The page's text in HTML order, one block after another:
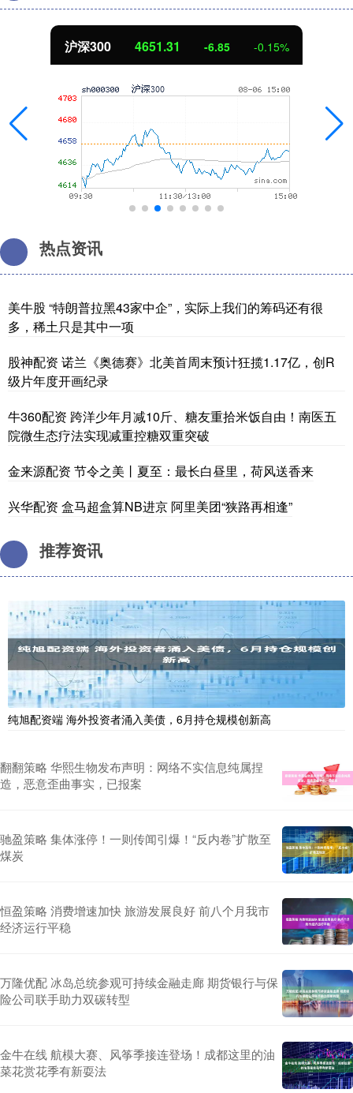
沪深300 4651.31 -6.85 -0.15%
热点资讯
美牛股 “特朗普拉黑43家中企”，实际上我们的筹码还有很
多，稀土只是其中一项
股神配资 诺兰《奥德赛》北美首周末预计狂揽1.17亿，创R
级片年度开画纪录
牛360配资 跨洋少年月减10斤、糖友重拾米饭自由！南医五
院微生态疗法实现减重控糖双重突破
金来源配资 节令之美丨夏至：最长白昼里，荷风送香来
兴华配资 盒马超盒算NB进京 阿里美团“狭路再相逢”
推荐资讯
纯旭配资端 海外投资者涌入美债，6月持仓规模创新高
翻翻策略 华熙生物发布声明：网络不实信息纯属捏
造，恶意歪曲事实，已报案
驰盈策略 集体涨停！一则传闻引爆！“反内卷”扩散至
煤炭
恒盈策略 消费增速加快 旅游发展良好 前八个月我市
经济运行平稳
万隆优配 冰岛总统参观可持续金融走廊 期货银行与保
险公司联手助力双碳转型
金牛在线 航模大赛、风筝季接连登场！成都这里的油
菜花赏花季有新耍法